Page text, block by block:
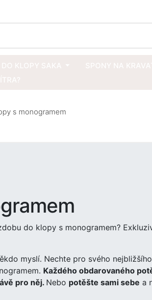
s monogramem
do klopy s monogramem?
myslí. Nechte pro svého
Každého obdarovaného
pro něj. Nebo potěšte sami sebe a